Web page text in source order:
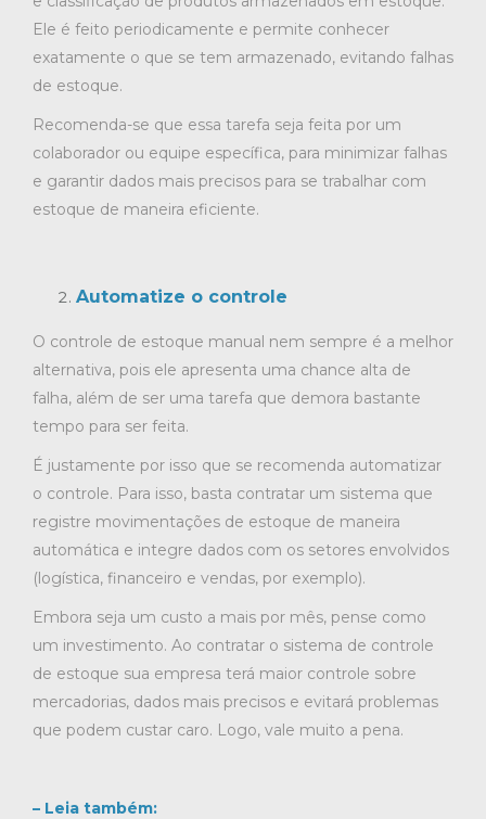
Ele é feito periodicamente e permite conhecer
exatamente o que se tem armazenado, evitando falhas
de estoque.
Recomenda-se que essa tarefa seja feita por um
colaborador ou equipe específica, para minimizar falhas
e garantir dados mais precisos para se trabalhar com
estoque de maneira eficiente.
Automatize o controle
O controle de estoque manual nem sempre é a melhor
alternativa, pois ele apresenta uma chance alta de
falha, além de ser uma tarefa que demora bastante
tempo para ser feita.
É justamente por isso que se recomenda automatizar
o controle. Para isso, basta contratar um sistema que
registre movimentações de estoque de maneira
automática e integre dados com os setores envolvidos
(logística, financeiro e vendas, por exemplo).
Embora seja um custo a mais por mês, pense como
um investimento. Ao contratar o sistema de controle
de estoque sua empresa terá maior controle sobre
mercadorias, dados mais precisos e evitará problemas
que podem custar caro. Logo, vale muito a pena.
– Leia também: